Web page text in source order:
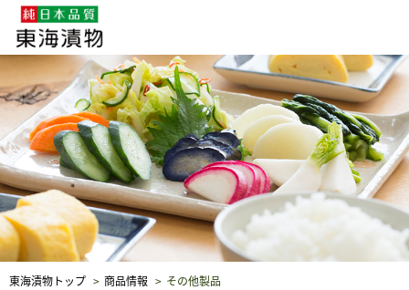
企業・採用情報 社会貢献 品質保証
東海漬物トップ 商品情報 その他製品